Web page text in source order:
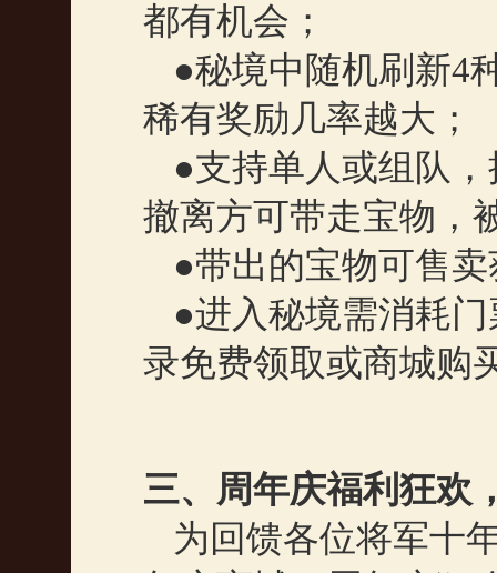
都有机会；
●秘境中随机刷新4
稀有奖励几率越大；
●支持单人或组队
撤离方可带走宝物，
●带出的宝物可售
●进入秘境需消耗
录免费领取或商城购
三、周年庆福利狂欢
为回馈各位将军十